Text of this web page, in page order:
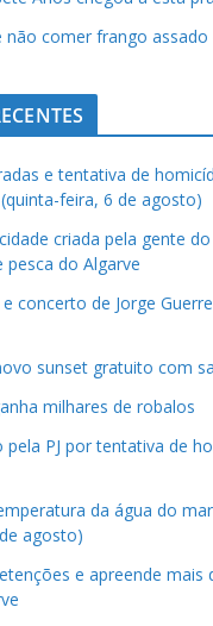
não comer frango
e tentativa de
feira, 6 de agosto)
criada pela gente
do Algarve
concerto de Jorge
sunset gratuito com
milhares de robalos
PJ por tentativa de
da água do
agosto)
e apreende mais